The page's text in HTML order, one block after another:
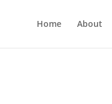
Home About